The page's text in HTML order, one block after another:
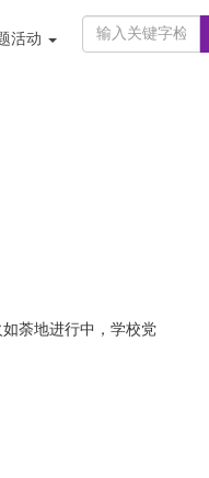
活动
荼地进行中，学校党